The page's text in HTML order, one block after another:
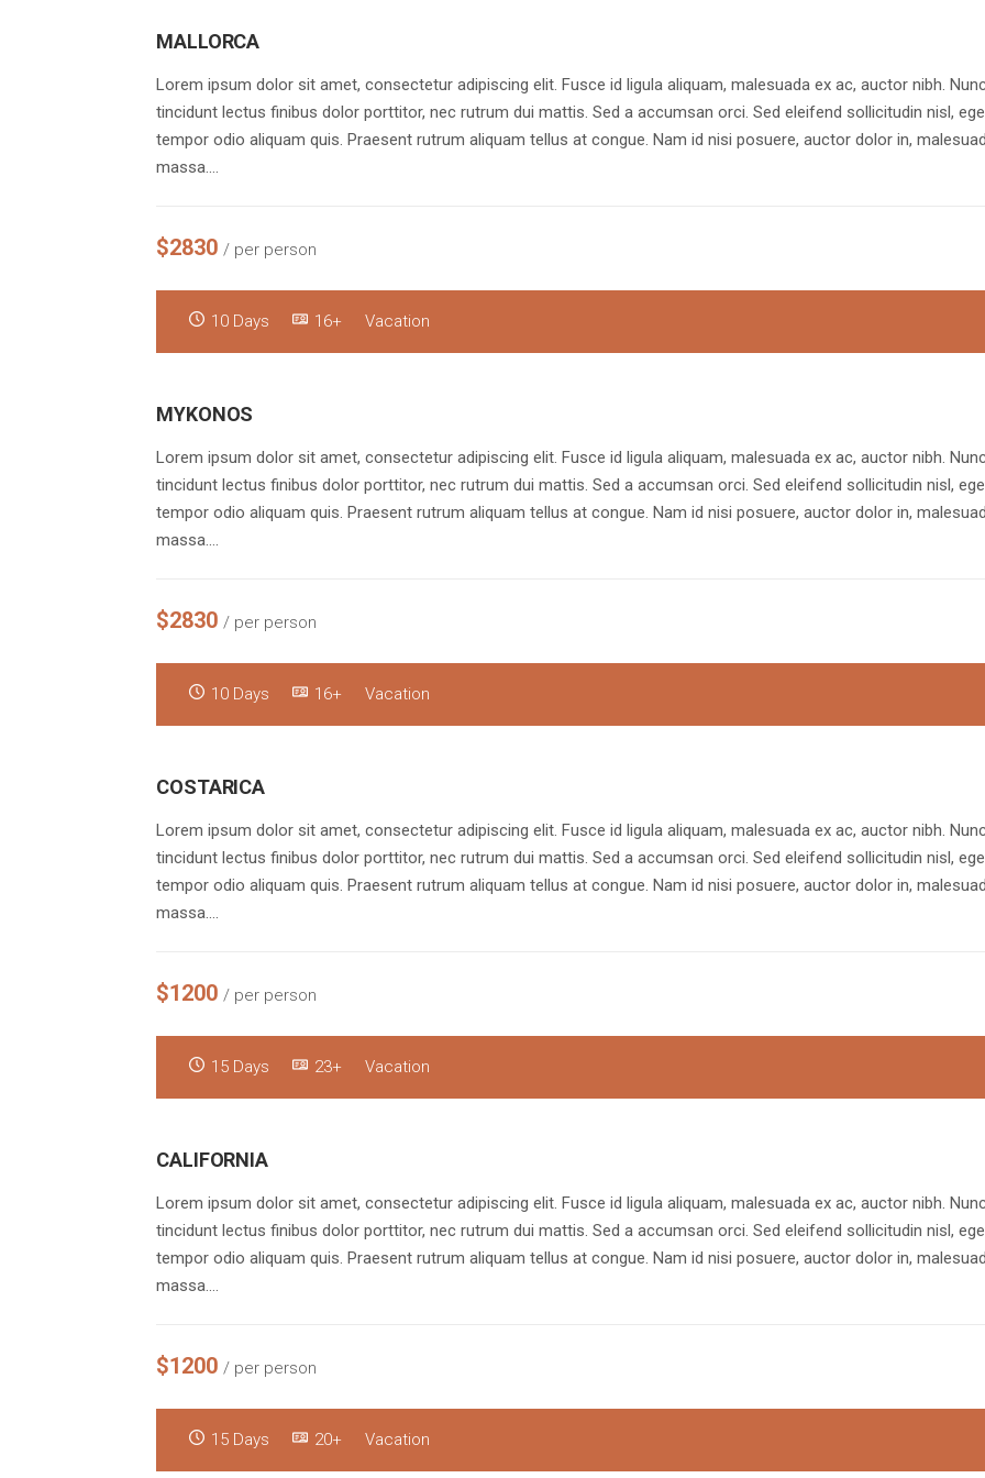
MALLORCA
Lorem ipsum dolor sit amet, consectetur adipiscing elit. Fusce id ligula aliquam, malesuada ex ac, auctor nibh.
tincidunt lectus finibus dolor porttitor, nec rutrum dui mattis. Sed a accumsan orci. Sed eleifend sollicitudin nisl,
tempor odio aliquam quis. Praesent rutrum aliquam tellus at congue. Nam id nisi posuere, auctor dolor in,
massa.…
$2830 / per person
10 Days 16+ Vacation
MYKONOS
Lorem ipsum dolor sit amet, consectetur adipiscing elit. Fusce id ligula aliquam, malesuada ex ac, auctor nibh.
tincidunt lectus finibus dolor porttitor, nec rutrum dui mattis. Sed a accumsan orci. Sed eleifend sollicitudin nisl,
tempor odio aliquam quis. Praesent rutrum aliquam tellus at congue. Nam id nisi posuere, auctor dolor in,
massa.…
$2830 / per person
10 Days 16+ Vacation
COSTARICA
Lorem ipsum dolor sit amet, consectetur adipiscing elit. Fusce id ligula aliquam, malesuada ex ac, auctor nibh.
tincidunt lectus finibus dolor porttitor, nec rutrum dui mattis. Sed a accumsan orci. Sed eleifend sollicitudin nisl,
tempor odio aliquam quis. Praesent rutrum aliquam tellus at congue. Nam id nisi posuere, auctor dolor in,
massa.…
$1200 / per person
15 Days 23+ Vacation
CALIFORNIA
Lorem ipsum dolor sit amet, consectetur adipiscing elit. Fusce id ligula aliquam, malesuada ex ac, auctor nibh.
tincidunt lectus finibus dolor porttitor, nec rutrum dui mattis. Sed a accumsan orci. Sed eleifend sollicitudin nisl,
tempor odio aliquam quis. Praesent rutrum aliquam tellus at congue. Nam id nisi posuere, auctor dolor in,
massa.…
$1200 / per person
15 Days 20+ Vacation